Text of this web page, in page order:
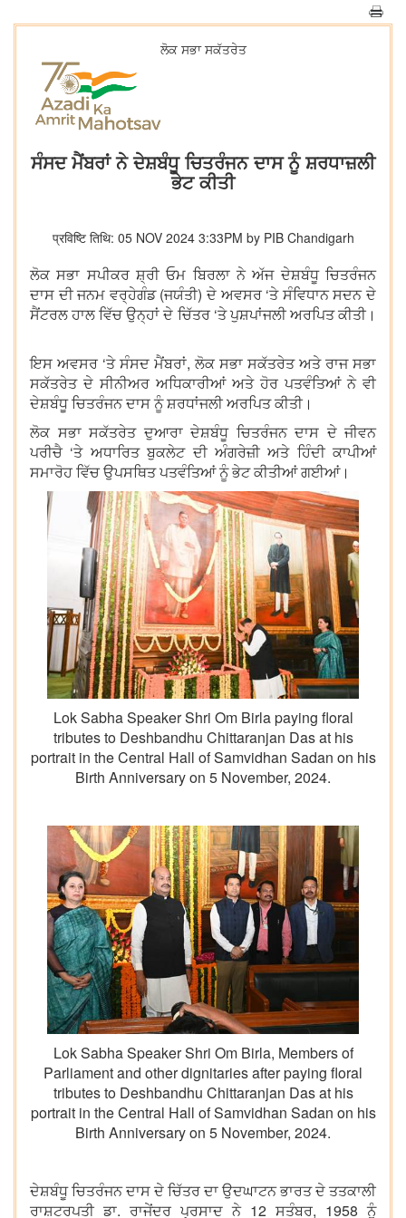
ਲੋਕ ਸਭਾ ਸਕੱਤਰੇਤ
ਸੰਸਦ ਮੈਂਬਰਾਂ ਨੇ ਦੇਸ਼ਬੰਧੂ ਚਿਤਰੰਜਨ ਦਾਸ ਨੂੰ ਸ਼ਰਧਾਜ਼ਲੀ
ਭੇਟ ਕੀਤੀ
प्रविष्टि तिथि: 05 NOV 2024 3:33PM by PIB Chandigarh
ਲੋਕ ਸਭਾ ਸਪੀਕਰ ਸ਼੍ਰੀ ਓਮ ਬਿਰਲਾ ਨੇ ਅੱਜ ਦੇਸ਼ਬੰਧੂ ਚਿਤਰੰਜਨ
ਦਾਸ ਦੀ ਜਨਮ ਵਰ੍ਹੇਗੰਡ (ਜਯੰਤੀ) ਦੇ ਅਵਸਰ ‘ਤੇ ਸੰਵਿਧਾਨ ਸਦਨ ਦੇ
ਸੈਂਟਰਲ ਹਾਲ ਵਿੱਚ ਉਨ੍ਹਾਂ ਦੇ ਚਿੱਤਰ ‘ਤੇ ਪੁਸ਼ਪਾਂਜਲੀ ਅਰਪਿਤ ਕੀਤੀ।
ਇਸ ਅਵਸਰ ‘ਤੇ ਸੰਸਦ ਮੈਂਬਰਾਂ, ਲੋਕ ਸਭਾ ਸਕੱਤਰੇਤ ਅਤੇ ਰਾਜ ਸਭਾ
ਸਕੱਤਰੇਤ ਦੇ ਸੀਨੀਅਰ ਅਧਿਕਾਰੀਆਂ ਅਤੇ ਹੋਰ ਪਤਵੰਤਿਆਂ ਨੇ ਵੀ
ਦੇਸ਼ਬੰਧੂ ਚਿਤਰੰਜਨ ਦਾਸ ਨੂੰ ਸ਼ਰਧਾਂਜਲੀ ਅਰਪਿਤ ਕੀਤੀ।
ਲੋਕ ਸਭਾ ਸਕੱਤਰੇਤ ਦੁਆਰਾ ਦੇਸ਼ਬੰਧੂ ਚਿਤਰੰਜਨ ਦਾਸ ਦੇ ਜੀਵਨ
ਪਰੀਚੈ ‘ਤੇ ਅਧਾਰਿਤ ਬੁਕਲੇਟ ਦੀ ਅੰਗਰੇਜ਼ੀ ਅਤੇ ਹਿੰਦੀ ਕਾਪੀਆਂ
ਸਮਾਰੋਹ ਵਿੱਚ ਉਪਸਥਿਤ ਪਤਵੰਤਿਆਂ ਨੂੰ ਭੇਟ ਕੀਤੀਆਂ ਗਈਆਂ।
Lok Sabha Speaker Shri Om Birla paying floral
tributes to Deshbandhu Chittaranjan Das at his
portrait in the Central Hall of Samvidhan Sadan on his
Birth Anniversary on 5 November, 2024.
Lok Sabha Speaker Shri Om Birla, Members of
Parliament and other dignitaries after paying floral
tributes to Deshbandhu Chittaranjan Das at his
portrait in the Central Hall of Samvidhan Sadan on his
Birth Anniversary on 5 November, 2024.
ਦੇਸ਼ਬੰਧੂ ਚਿਤਰੰਜਨ ਦਾਸ ਦੇ ਚਿੱਤਰ ਦਾ ਉਦਘਾਟਨ ਭਾਰਤ ਦੇ ਤਤਕਾਲੀ
ਰਾਸ਼ਟਰਪਤੀ ਡਾ. ਰਾਜੇਂਦਰ ਪ੍ਰਸਾਦ ਨੇ 12 ਸਤੰਬਰ, 1958 ਨੂੰ